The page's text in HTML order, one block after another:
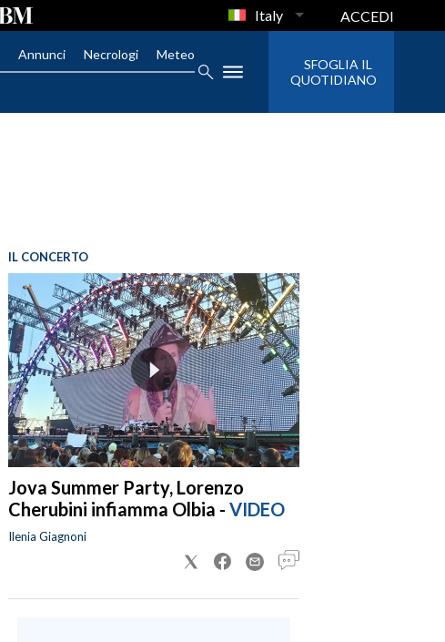
Italy ACCEDI
Annunci Necrologi Meteo
SFOGLIA IL
QUOTIDIANO
IL CONCERTO
Jova Summer Party, Lorenzo
Cherubini infiamma Olbia - VIDEO
Ilenia Giagnoni